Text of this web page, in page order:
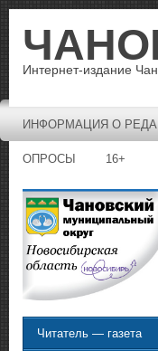
Интернет-издание
ИНФОРМАЦИЯ О
ОПРОСЫ 16+
Читатель — газета